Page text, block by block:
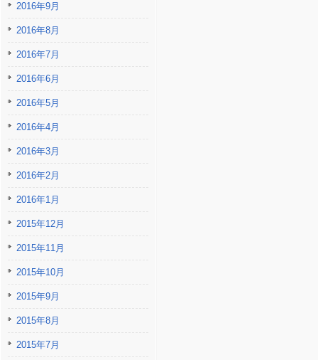
2016年9月
2016年8月
2016年7月
2016年6月
2016年5月
2016年4月
2016年3月
2016年2月
2016年1月
2015年12月
2015年11月
2015年10月
2015年9月
2015年8月
2015年7月